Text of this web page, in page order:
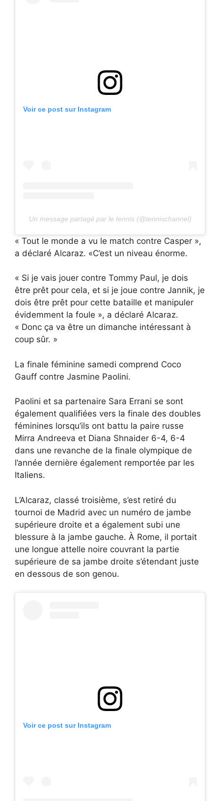
Voir ce post sur Instagram
Un message partagé par le tennis (@tennischannel)
« Tout le monde a vu le match contre Casper »,
a déclaré Alcaraz. «C’est un niveau énorme.
« Si je vais jouer contre Tommy Paul, je dois
être prêt pour cela, et si je joue contre Jannik, je
dois être prêt pour cette bataille et manipuler
évidemment la foule », a déclaré Alcaraz.
« Donc ça va être un dimanche intéressant à
coup sûr. »
La finale féminine samedi comprend Coco
Gauff contre Jasmine Paolini.
Paolini et sa partenaire Sara Errani se sont
également qualifiées vers la finale des doubles
féminines lorsqu’ils ont battu la paire russe
Mirra Andreeva et Diana Shnaider 6-4, 6-4
dans une revanche de la finale olympique de
l’année dernière également remportée par les
Italiens.
L’Alcaraz, classé troisième, s’est retiré du
tournoi de Madrid avec un numéro de jambe
supérieure droite et a également subi une
blessure à la jambe gauche. À Rome, il portait
une longue attelle noire couvrant la partie
supérieure de sa jambe droite s’étendant juste
en dessous de son genou.
Voir ce post sur Instagram